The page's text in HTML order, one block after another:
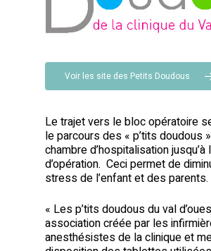
Voir les site des Petits Doudous
Le trajet vers le bloc opératoire
le parcours des « p’tits doudous
chambre d’hospitalisation jusqu’à
d’opération. Ceci permet de
stress de l’enfant et des parents.
« Les p’tits doudous du val
association créée par les
anesthésistes de la clinique et